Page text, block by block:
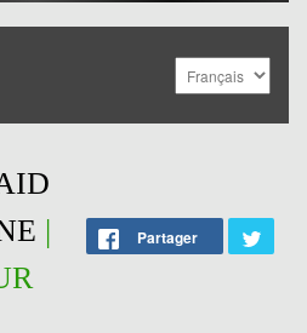
|
Partager